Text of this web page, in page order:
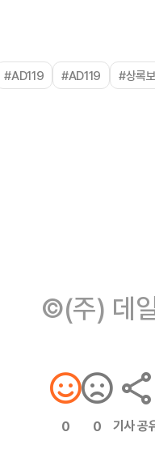
#AD119 #AD119 #상록
©(주) 데
0 0 기사 공